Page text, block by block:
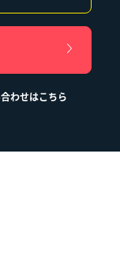
わせはこちら